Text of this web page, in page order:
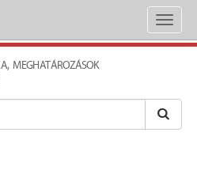
Toggle
MEGHATÁROZÁSOK